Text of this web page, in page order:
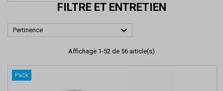
FILTRE ET ENTRETIEN
Pertinence 
Affichage 1-52 de 56 article(s)
Pack